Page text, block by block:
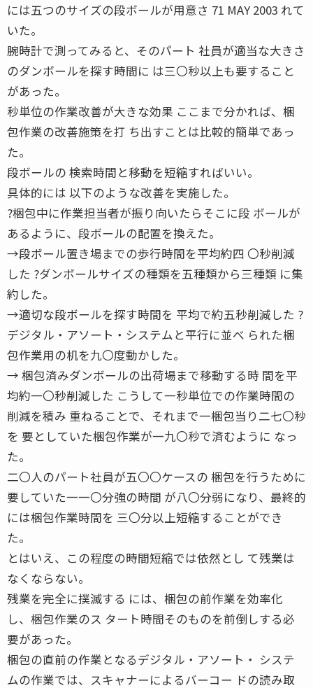
には五つのサイズの段ボールが用意さ 71 MAY 2003 れて
いた。
腕時計で測ってみると、そのパート 社員が適当な大きさ
のダンボールを探す時間に は三〇秒以上も要すること
があった。
秒単位の作業改善が大きな効果 ここまで分かれば、梱
包作業の改善施策を打 ち出すことは比較的簡単であっ
た。
段ボールの 検索時間と移動を短縮すればいい。
具体的には 以下のような改善を実施した。
?梱包中に作業担当者が振り向いたらそこに段 ボールが
あるように、段ボールの配置を換えた。
→段ボール置き場までの歩行時間を平均約四 〇秒削減
した ?ダンボールサイズの種類を五種類から三種類 に集
約した。
→適切な段ボールを探す時間を 平均で約五秒削減した ?
デジタル・アソート・システムと平行に並べ られた梱
包作業用の机を九〇度動かした。
→ 梱包済みダンボールの出荷場まで移動する時 間を平
均約一〇秒削減した こうして一秒単位での作業時間の
削減を積み 重ねることで、それまで一梱包当り二七〇秒
を 要としていた梱包作業が一九〇秒で済むように なっ
た。
二〇人のパート社員が五〇〇ケースの 梱包を行うために
要していた一一〇分強の時間 が八〇分弱になり、最終的
には梱包作業時間を 三〇分以上短縮することができ
た。
とはいえ、この程度の時間短縮では依然とし て残業は
なくならない。
残業を完全に撲滅する には、梱包の前作業を効率化
し、梱包作業のス タート時間そのものを前倒しする必
要があった。
梱包の直前の作業となるデジタル・アソート・ システ
ムの作業では、スキャナーによるバーコー ドの読み取